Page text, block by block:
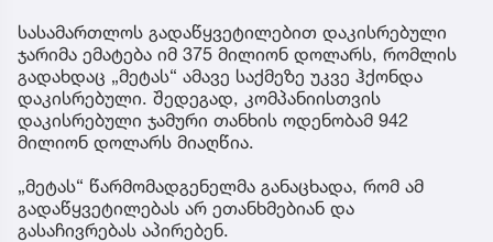
სასამართლოს გადაწყვეტილებით დაკისრებული
ჯარიმა ემატება იმ 375 მილიონ დოლარს, რომლის
გადახდაც „მეტას“ ამავე საქმეზე უკვე ჰქონდა
დაკისრებული. შედეგად, კომპანიისთვის
დაკისრებული ჯამური თანხის ოდენობამ 942
მილიონ დოლარს მიაღწია.
„მეტას“ წარმომადგენელმა განაცხადა, რომ ამ
გადაწყვეტილებას არ ეთანხმებიან და
გასაჩივრებას აპირებენ.